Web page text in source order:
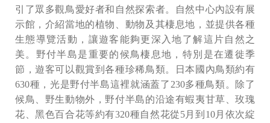
引了眾多觀鳥愛好者和自然探索者。自然中心內設有展
示館，介紹當地的植物、動物及其棲息地，並提供各種
生態導覽活動，讓遊客能夠更深入地了解這片自然之
美。野付半島是重要的候鳥棲息地，特別是在遷徙季
節，遊客可以觀賞到各種珍稀鳥類。日本國內鳥類約有
630種，光是野付半島這裡就涵蓋了230多種鳥類。除了
候鳥、野生動物外，野付半島的沿途有蝦夷甘草、玫瑰
花、黑色百合花等約有320種自然花從5月到10月依次綻